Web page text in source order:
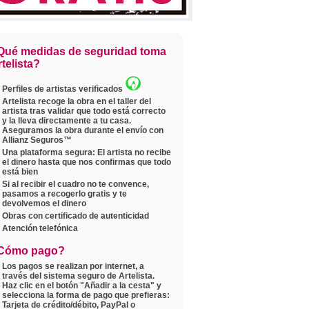
medidas de seguridad toma
Perfiles de artistas verificados
Artelista recoge la obra en el taller del
artista tras validar que todo está correcto
y la lleva directamente a tu casa.
Aseguramos la obra durante el envío con
Allianz Seguros™
Una plataforma segura: El artista no recibe
el dinero hasta que nos confirmas que todo
está bien
Si al recibir el cuadro no te convence,
pasamos a recogerlo gratis y te
devolvemos el dinero
Obras con certificado de autenticidad
Atención telefónica
pago?
Los pagos se realizan por internet, a
través del sistema seguro de Artelista.
Haz clic en el botón "Añadir a la cesta" y
selecciona la forma de pago que prefieras:
Tarjeta de crédito/débito, PayPal o